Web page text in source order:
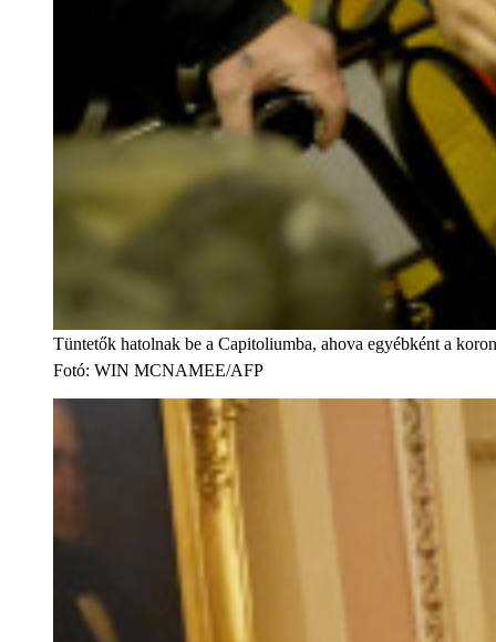
Tüntetők hatolnak be a Capitoliumba, ahova egyébként a
Fotó: WIN MCNAMEE/AFP